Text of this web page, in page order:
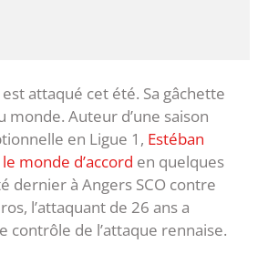
attaqué cet été. Sa gâchette
monde. Auteur d’une saison
en Ligue 1, Estéban
monde d’accord en quelques
dernier à Angers SCO contre
l’attaquant de 26 ans a
contrôle de l’attaque rennaise.